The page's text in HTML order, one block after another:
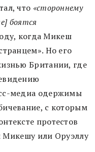
что «стороннему
боятся
когда Микеш
Но его
Британии, где
медиа одержимы
с которым
протестов
Микешу или Оруэллу